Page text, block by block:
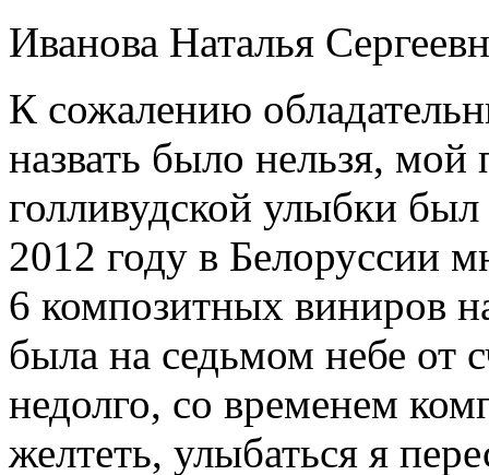
Иванова Наталья
К сожалению
назвать было нельзя,
голливудской улыбки
2012 году в Белоруссии
6 композитных виниров
была на седьмом небе от
недолго, со временем
желтеть, улыбаться я